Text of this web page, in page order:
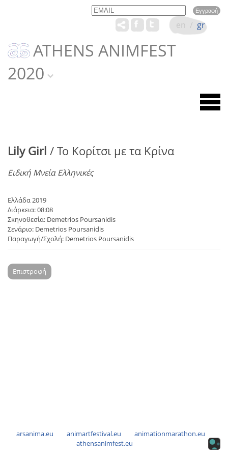
Email Name
ATHENS ANIMFEST
2020
en / gr
Lily Girl / Το Κορίτσι με τα Κρίνα
Ειδική Μνεία Ελληνικές
Ελλάδα 2019
Διάρκεια: 08:08
Σκηνοθεσία: Demetrios Poursanidis
Σενάριο: Demetrios Poursanidis
Παραγωγή/Σχολή: Demetrios Poursanidis
Επιστροφή
arsanima.eu animartfestival.eu
animationmarathon.eu
athensanimfest.eu